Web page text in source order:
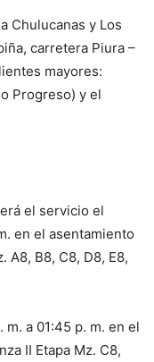
Chulucanas y Los
carretera Piura –
mayores:
Progreso) y el
el servicio el
en el asentamiento
A8, B8, C8, D8, E8,
a 01:45 p. m. en el
II Etapa Mz. C8,